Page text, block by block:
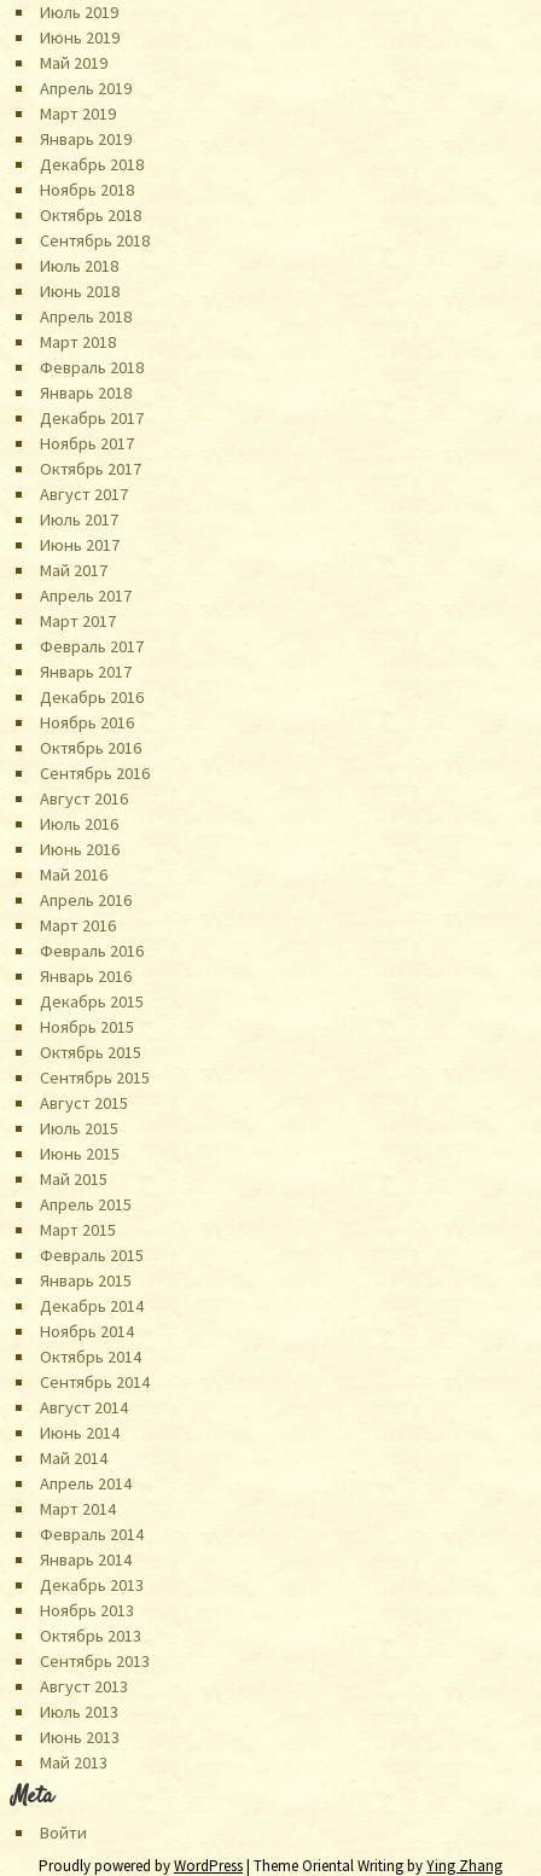
Июль 2019
Июнь 2019
Май 2019
Апрель 2019
Март 2019
Январь 2019
Декабрь 2018
Ноябрь 2018
Октябрь 2018
Сентябрь 2018
Июль 2018
Июнь 2018
Апрель 2018
Март 2018
Февраль 2018
Январь 2018
Декабрь 2017
Ноябрь 2017
Октябрь 2017
Август 2017
Июль 2017
Июнь 2017
Май 2017
Апрель 2017
Март 2017
Февраль 2017
Январь 2017
Декабрь 2016
Ноябрь 2016
Октябрь 2016
Сентябрь 2016
Август 2016
Июль 2016
Июнь 2016
Май 2016
Апрель 2016
Март 2016
Февраль 2016
Январь 2016
Декабрь 2015
Ноябрь 2015
Октябрь 2015
Сентябрь 2015
Август 2015
Июль 2015
Июнь 2015
Май 2015
Апрель 2015
Март 2015
Февраль 2015
Январь 2015
Декабрь 2014
Ноябрь 2014
Октябрь 2014
Сентябрь 2014
Август 2014
Июнь 2014
Май 2014
Апрель 2014
Март 2014
Февраль 2014
Январь 2014
Декабрь 2013
Ноябрь 2013
Октябрь 2013
Сентябрь 2013
Август 2013
Июль 2013
Июнь 2013
Май 2013
Meta
Войти
Proudly powered byWordPress| Theme Oriental Writing byYing Zhang